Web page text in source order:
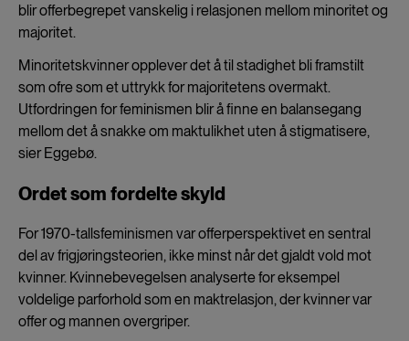
blir offerbegrepet vanskelig i relasjonen mellom minoritet og
majoritet.
Minoritetskvinner opplever det å til stadighet bli framstilt
som ofre som et uttrykk for majoritetens overmakt.
Utfordringen for feminismen blir å finne en balansegang
mellom det å snakke om maktulikhet uten å stigmatisere,
sier Eggebø.
Ordet som fordelte skyld
For 1970-tallsfeminismen var offerperspektivet en sentral
del av frigjøringsteorien, ikke minst når det gjaldt vold mot
kvinner. Kvinnebevegelsen analyserte for eksempel
voldelige parforhold som en maktrelasjon, der kvinner var
offer og mannen overgriper.